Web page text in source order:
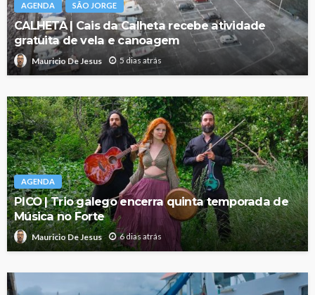
AGENDA SÃO JORGE
CALHETA | Cais da Calheta recebe atividade
gratuita de vela e canoagem
Mauricio De Jesus 5 dias atrás
AGENDA
PICO | Trio galego encerra quinta temporada de
Música no Forte
Mauricio De Jesus 6 dias atrás